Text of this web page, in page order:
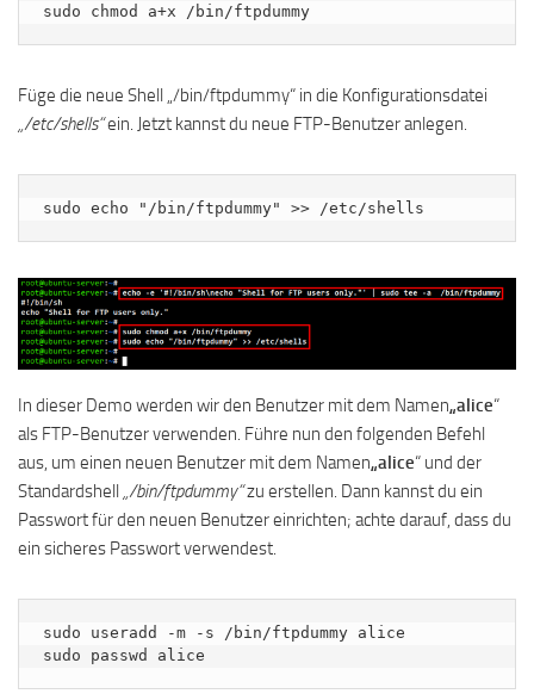
sudo chmod a+x /bin/ftpdummy
Füge die neue Shell „/bin/ftpdummy“ in die Konfigurationsdatei
„/etc/shells“ein. Jetzt kannst du neue FTP-Benutzer anlegen.
sudo echo "/bin/ftpdummy" >> /etc/shells
In dieser Demo werden wir den Benutzer mit dem Namen„alice“
als FTP-Benutzer verwenden. Führe nun den folgenden Befehl
aus, um einen neuen Benutzer mit dem Namen„alice“ und der
Standardshell „/bin/ftpdummy“zu erstellen. Dann kannst du ein
Passwort für den neuen Benutzer einrichten; achte darauf, dass du
ein sicheres Passwort verwendest.
sudo useradd -m -s /bin/ftpdummy alice
sudo passwd alice